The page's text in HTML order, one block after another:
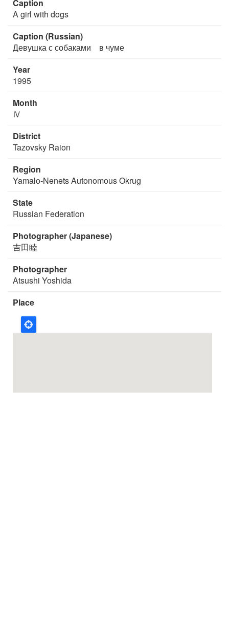
Caption
A girl with dogs
Caption (Russian)
Девушка с собаками в чуме
Year
1995
Month
Ⅳ
District
Tazovsky Raion
Region
Yamalo-Nenets Autonomous Okrug
State
Russian Federation
Photographer (Japanese)
吉田睦
Photographer
Atsushi Yoshida
Place